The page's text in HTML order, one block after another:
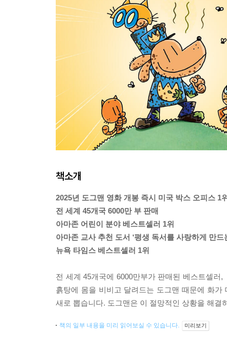
책소개
2025년 도그맨 영화 개봉 즉시 미국 박스 오피스 1
전 세계 45개국 6000만 부 판매
아마존 어린이 분야 베스트셀러 1위
아마존 교사 추천 도서 ‘평생 독서를 사랑하게 만드
뉴욕 타임스 베스트셀러 1위
전 세계 45개국에 6000만부가 판매된 베스트셀
흙탕에 몸을 비비고 달려드는 도그맨 때문에 화
새로 뽑습니다. 도그맨은 이 절망적인 상황을 해결
책의 일부 내용을 미리 읽어보실 수 있습니다. 미리보기